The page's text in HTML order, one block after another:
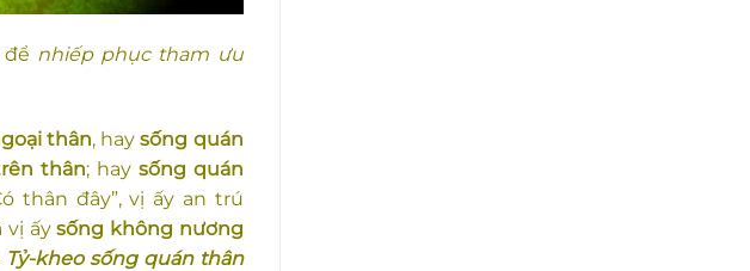
để nhiếp phục tham ưu
thân, haysống quán
thân; hay sống quán
thân đây”, vị ấy an trú
vị ấysống không nương
Tỷ-kheo sống quán thân